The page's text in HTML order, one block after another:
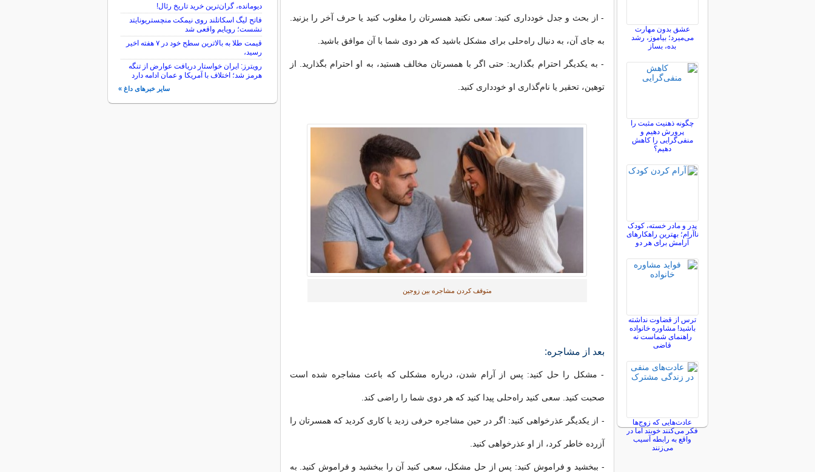
- از بحث و جدل خودداری کنید: سعی نکنید همسرتان را مغلوب کنید یا حرف آخر را بزنید.
به جای آن، به دنبال راه‌حلی برای مشکل باشید که هر دوی شما با آن موافق باشید.
- به یکدیگر احترام بگذارید: حتی اگر با همسرتان مخالف هستید، به او احترام بگذارید. از
توهین، تحقیر یا نام‌گذاری او خودداری کنید.
متوقف کردن مشاجره بین زوجین
بعد از مشاجره:
- مشکل را حل کنید: پس از آرام شدن، درباره مشکلی که باعث مشاجره شده است
صحبت کنید. سعی کنید راه‌حلی پیدا کنید که هر دوی شما را راضی کند.
- از یکدیگر عذرخواهی کنید: اگر در حین مشاجره حرفی زدید یا کاری کردید که همسرتان را
آزرده خاطر کرد، از او عذرخواهی کنید.
- ببخشید و فراموش کنید: پس از حل مشکل، سعی کنید آن را ببخشید و فراموش کنید. به
عشق بدون مهارت
می‌میرد؛ بیاموز، رشد
بده، بساز
چگونه ذهنیت مثبت را
پرورش دهیم و
منفی‌گرایی را کاهش
دهیم؟
پدر و مادر خسته، کودک
ناآرام؛ بهترین راهکارهای
آرامش برای هر دو
ترس از قضاوت نداشته
باشید! مشاوره خانواده
راهنمای شماست نه
قاضی
عادت‌هایی که زوج‌ها
فکر می‌کنند خوبند اما در
واقع به رابطه آسیب
می‌زنند
دیومانده، گران‌ترین خرید تاریخ رئال!
فاتح لیگ اسکاتلند روی نیمکت منچستریونایتد
نشست؛ رویایم واقعی شد
قیمت طلا به بالاترین سطح خود در ۷ هفته اخیر
رسید،
رویترز: ایران خواستار دریافت عوارض از تنگه
هرمز شد؛ اختلاف با آمریکا و عمان ادامه دارد
سایر خبرهای داغ »